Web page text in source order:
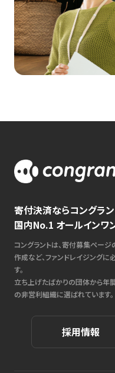
寄付決済ならコングラ
国内No.1 オールインワ
コングラントは、寄付募集ページ
作成など、ファンドレイジング
す。
立ち上げたばかりの団体から年
の非営利組織に選ばれています。
採用情報